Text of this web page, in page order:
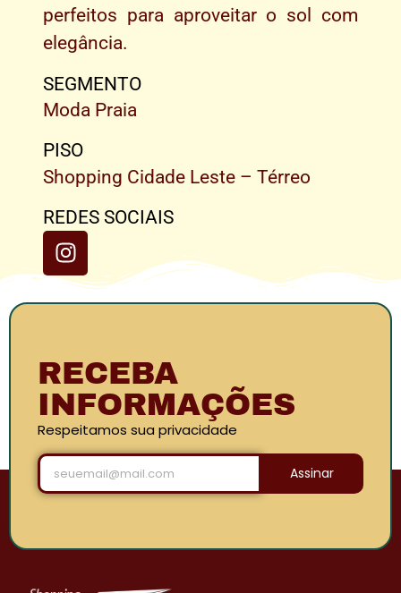
perfeitos para aproveitar o sol com
elegância.
SEGMENTO
Moda Praia
PISO
Shopping Cidade Leste – Térreo
REDES SOCIAIS
RECEBA
INFORMAÇÕES
Respeitamos sua privacidade
Assinar